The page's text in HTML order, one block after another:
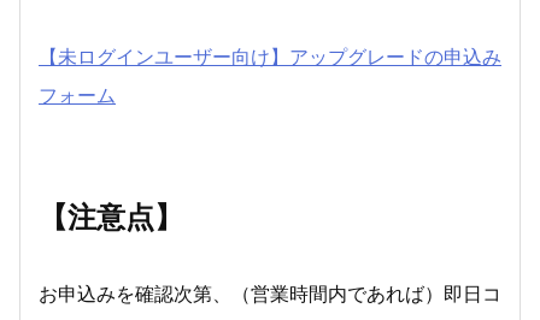
【未ログインユーザー向け】アップグレードの申込み
フォーム
【注意点】
お申込みを確認次第、（営業時間内であれば）即日コ